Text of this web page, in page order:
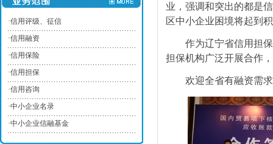
·信用评级、征信
·信用融资
·信用保险
·信用担保
·信用咨询
·中小企业名录
·中小企业信融基金
业，强调和突出的都是
区中小企业困境将起到
作为辽宁省信用担
担保机构广泛开展合作
欢迎全省有融资需